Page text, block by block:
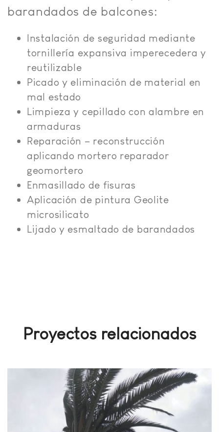
barandados de balcones:
Instalación de seguridad mediante
tornillería expansiva imperecedera y
reutilizable
Picado y eliminación de material en
mal estado
Limpieza y cepillado con alambre en
armaduras
Reparación – reconstrucción
aplicando mortero reparador
geomortero
Enmasillado de fisuras
Aplicación de pintura Geolite
microsilicato
Lijado y esmaltado de barandados
Proyectos relacionados